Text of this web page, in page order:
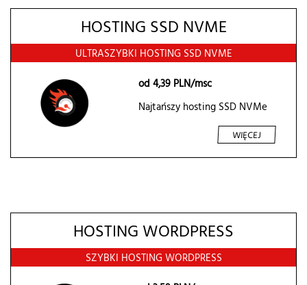
HOSTING SSD NVME
ULTRASZYBKI HOSTING SSD NVME
od 4,39PLN/msc
Najtańszy hosting SSD NVMe
WIĘCEJ
HOSTING WORDPRESS
SZYBKI HOSTING WORDPRESS